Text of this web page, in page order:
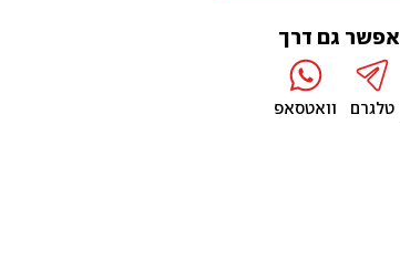
אפשר גם דרך
טלגרם וואטסאפ